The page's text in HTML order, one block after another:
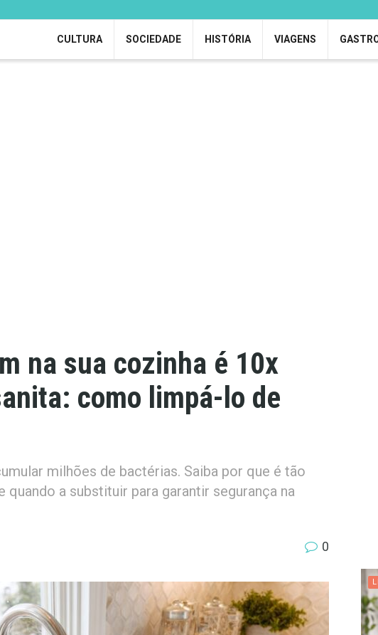
CULTURA SOCIEDADE HISTÓRIA VIAGENS
na sua cozinha é 10x
como limpá-lo de
milhões de bactérias. Saiba por que é tão
a substituir para garantir segurança na
0